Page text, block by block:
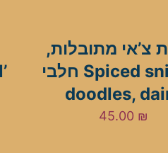
צ’אי מתובלות,
חלבי Spiced snicker
doodles,
45.00 ₪